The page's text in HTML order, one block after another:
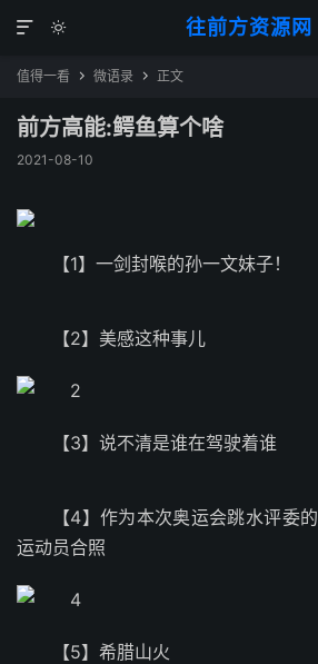
往前方资源网


值得一看  微语录  正文
前方高能:鳄鱼算个啥
2021-08-10
【1】一剑封喉的孙一文妹子！
【2】美感这种事儿
【3】说不清是谁在驾驶着谁
【4】作为本次奥运会跳水评委
运动员合照
【5】希腊山火